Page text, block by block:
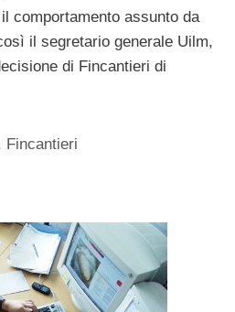
comportamento assunto da
il segretario generale Uilm,
di Fincantieri di
Fincantieri